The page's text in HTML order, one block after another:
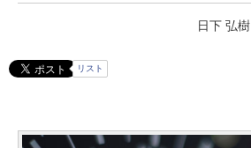
日下 弘樹
リスト